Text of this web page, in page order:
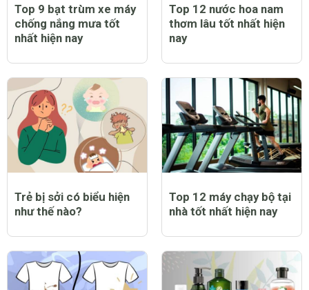
Top 9 bạt trùm xe máy
chống nắng mưa tốt
nhất hiện nay
Top 12 nước hoa nam
thơm lâu tốt nhất hiện
nay
Trẻ bị sởi có biểu hiện
như thế nào?
Top 12 máy chạy bộ tại
nhà tốt nhất hiện nay